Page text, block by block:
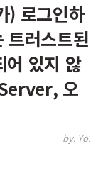
) 로그인하
트러스트된
있지 않
오
by. Yo.